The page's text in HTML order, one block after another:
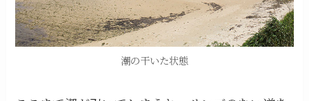
潮の干いた状態